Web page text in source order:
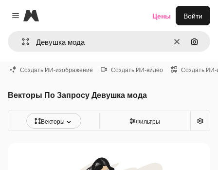
Close menu
Magnific
ОчиститьПоиск
Цены Войти
Создать ИИ-изображение Создать ИИ-видео Создать ИИ-
Векторы По Запросу Девушка мода
Векторы Фильтры